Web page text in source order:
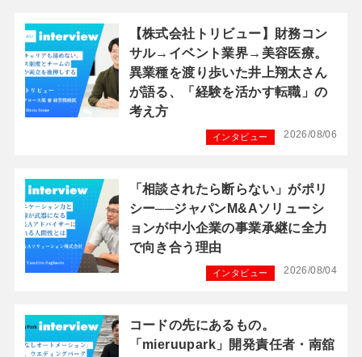
【株式会社トリビュー】財務コン
サル→イベント業界→美容医療。
異業種を渡り歩いた井上翔太さん
が語る、「経験を活かす転職」の
考え方
2026/08/06
インタビュー
「相談されたら断らない」がポリ
シー──ジャパンM&Aソリューシ
ョンが中小企業の事業承継に全力
で向き合う理由
2026/08/04
インタビュー
コードの先にあるもの。
「mieruupark」開発責任者・南舘